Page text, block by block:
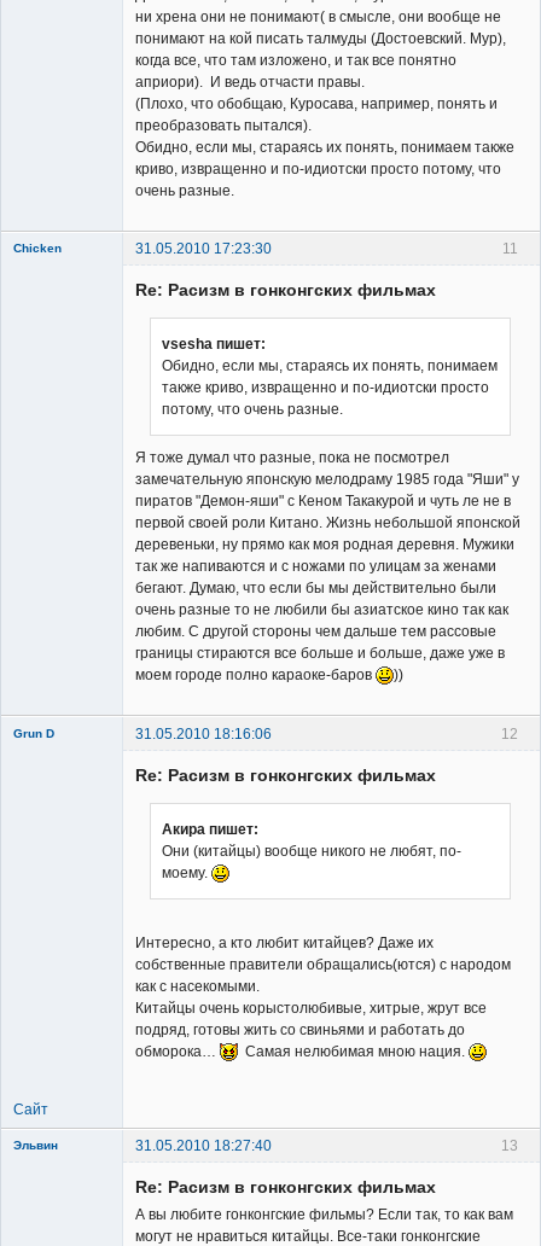
ни хрена они не понимают( в смысле, они вообще не
понимают на кой писать талмуды (Достоевский. Мур),
когда все, что там изложено, и так все понятно
априори). И ведь отчасти правы.
(Плохо, что обобщаю, Куросава, например, понять и
преобразовать пытался).
Обидно, если мы, стараясь их понять, понимаем также
криво, извращенно и по-идиотски просто потому, что
очень разные.
11
Chicken
31.05.2010 17:23:30
Re: Расизм в гонконгских фильмах
vsesha пишет:
Обидно, если мы, стараясь их понять, понимаем
также криво, извращенно и по-идиотски просто
потому, что очень разные.
Я тоже думал что разные, пока не посмотрел
замечательную японскую мелодраму 1985 года "Яши" у
пиратов "Демон-яши" с Кеном Такакурой и чуть ле не в
первой своей роли Китано. Жизнь небольшой японской
деревеньки, ну прямо как моя родная деревня. Мужики
так же напиваются и с ножами по улицам за женами
бегают. Думаю, что если бы мы действительно были
очень разные то не любили бы азиатское кино так как
любим. С другой стороны чем дальше тем рассовые
границы стираются все больше и больше, даже уже в
моем городе полно караоке-баров
))
12
Grun D 31.05.2010 18:16:06
Re: Расизм в гонконгских фильмах
Акира пишет:
Они (китайцы) вообще никого не любят, по-
моему.
Интересно, а кто любит китайцев? Даже их
собственные правители обращались(ются) с народом
как с насекомыми.
Китайцы очень корыстолюбивые, хитрые, жрут все
подряд, готовы жить со свиньями и работать до
обморока…
Самая нелюбимая мною нация.
Сайт
13
Эльвин 31.05.2010 18:27:40
Re: Расизм в гонконгских фильмах
А вы любите гонконгские фильмы? Если так, то как вам
могут не нравиться китайцы. Все-таки гонконгские